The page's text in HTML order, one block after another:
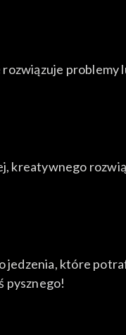
problemy
kreatywnego
które
pysznego!